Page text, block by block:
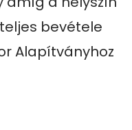
bevétele
Alapítványhoz